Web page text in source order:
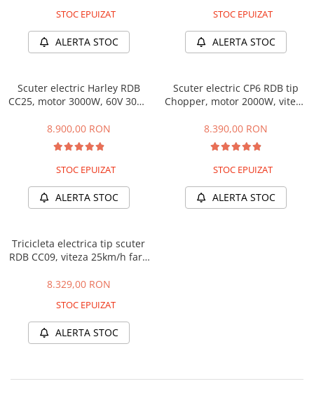
STOC EPUIZAT
ALERTA STOC
STOC EPUIZAT
ALERTA STOC
Scuter electric Harley RDB
CC25, motor 3000W, 60V 30Ah
25km/h fara permis, 2 locuri,
Autonomie max 60km,
Omologat RAR
8.900,00 RON
STOC EPUIZAT
ALERTA STOC
Scuter electric CP6 RDB tip
Chopper, motor 2000W, viteza
2 locuri, Acumulator Litiu
detasabil, Autonomie max
50km, baterie 60V 20Ah
8.390,00 RON
STOC EPUIZAT
ALERTA STOC
Tricicleta electrica tip scuter
RDB CC09, viteza 25km/h fara
autonomie 30-50km
8.329,00 RON
STOC EPUIZAT
ALERTA STOC